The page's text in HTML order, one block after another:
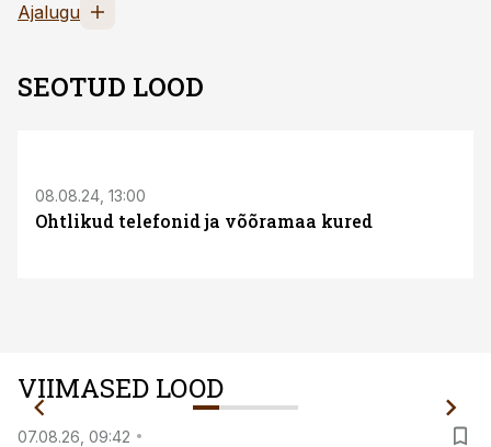
Ajalugu
SEOTUD LOOD
08.08.24, 13:00
Ohtlikud telefonid ja võõramaa kured
VIIMASED LOOD
07.08.26, 09:42